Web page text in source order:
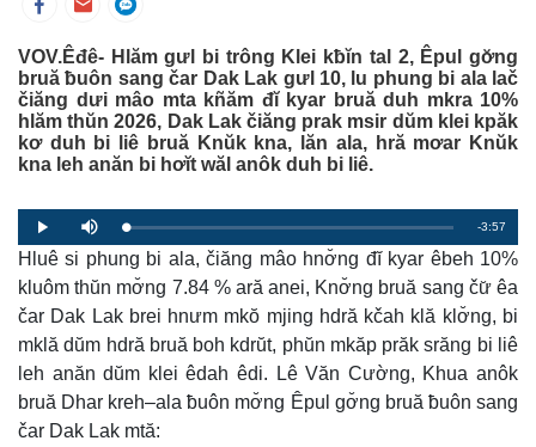
VOV.Êđê- Hlăm gưl bi trông Klei kƀĭn tal 2, Êpul gơ̆ng
bruă ƀuôn sang čar Dak Lak gưl 10, lu phung bi ala lač
čiăng dưi mâo mta kñăm đĭ kyar bruă duh mkra 10%
hlăm thŭn 2026, Dak Lak čiăng prak msir dŭm klei kpăk
kơ duh bi liê bruă Knŭk kna, lăn ala, hră mơar Knŭk
kna leh anăn bi hơĭt wăl anôk duh bi liê.
P
l
a
y
M
u
t
e
L
o
a
d
d
0
%
P
r
o
g
0
%
R
e
m
a
i
n
-3:57
Hluê si phung bi ala, čiăng mâo hnơ̆ng đĭ kyar êbeh 10%
kluôm thŭn mơ̆ng 7.84 % ară anei, Knơ̆ng bruă sang čư̆ êa
čar Dak Lak brei hnưm mkŏ mjing hdră kčah klă klơ̆ng, bi
mklă dŭm hdră bruă boh kdrŭt, phŭn mkăp prăk srăng bi liê
leh anăn dŭm klei êdah êdi. Lê Văn Cường, Khua anôk
bruă Dhar kreh–ala ƀuôn mơ̆ng Êpul gơ̆ng bruă ƀuôn sang
čar Dak Lak mtă: